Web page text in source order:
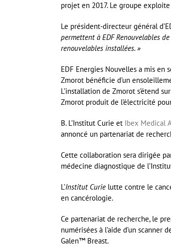
projet en 2017. Le groupe
Le président-directeur général
permettent à EDF Renouvelables
renouvelables installées. »
EDF Energies Nouvelles a mis
Zmorot bénéficie d’un
L’installation de Zmorot s’étend
Zmorot produit de l’électricité
B. L’Institut Curie et Ibex Medical
annoncé un partenariat de
Cette collaboration sera dirigée
médecine diagnostique de
L’Institut Curie lutte contre le
en cancérologie.
Ce partenariat de recherche, le
numérisées à l’aide d’un
Galen™ Breast.